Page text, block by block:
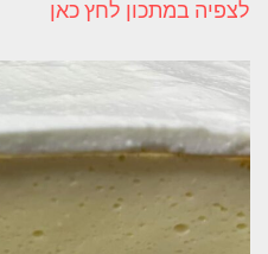
לצפיה במתכון לחץ כאן